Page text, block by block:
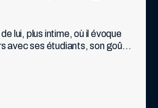
de Pif
de ses
Pif
lui, plus intime, où il évoque
avec ses étudiants, son goût
une petite pépite.